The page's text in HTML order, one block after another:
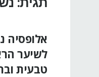
אלופסיה
לשיער
טבעית